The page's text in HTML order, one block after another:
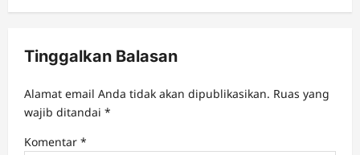
v
g
a
t
i
Tinggalkan Balasan
Alamat email Anda tidak akan dipublikasikan. Ruas yang
wajib ditandai *
Komentar *